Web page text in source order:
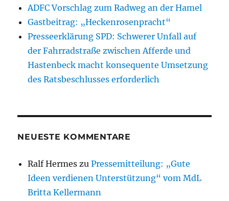
ADFC Vorschlag zum Radweg an der Hamel
Gastbeitrag: „Heckenrosenpracht“
Presseerklärung SPD: Schwerer Unfall auf
der Fahrradstraße zwischen Afferde und
Hastenbeck macht konsequente Umsetzung
des Ratsbeschlusses erforderlich
NEUESTE KOMMENTARE
Ralf Hermes zuPressemitteilung: „Gute
Ideen verdienen Unterstützung“ vom MdL
Britta Kellermann